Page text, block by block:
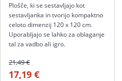
Plošče, ki se sestavljajo kot
sestavljanka in tvorijo kompaktno
celoto dimenzij 120 x 120 cm.
Uporabljajo se lahko za oblaganje
tal za vadbo ali igro.
21,49 €
17,19 €